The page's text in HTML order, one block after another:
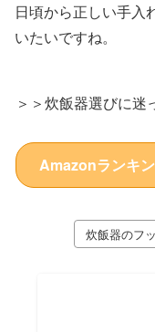
日頃から正しい手入
いたいですね。
＞＞炊飯器選びに迷
Amazonランキ
炊飯器のフ